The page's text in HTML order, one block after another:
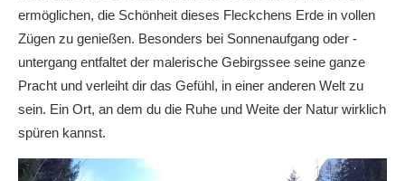
ermöglichen, die Schönheit dieses Fleckchens Erde in vollen
Zügen zu genießen. Besonders bei Sonnenaufgang oder -
untergang entfaltet der malerische Gebirgssee seine ganze
Pracht und verleiht dir das Gefühl, in einer anderen Welt zu
sein. Ein Ort, an dem du die Ruhe und Weite der Natur wirklich
spüren kannst.